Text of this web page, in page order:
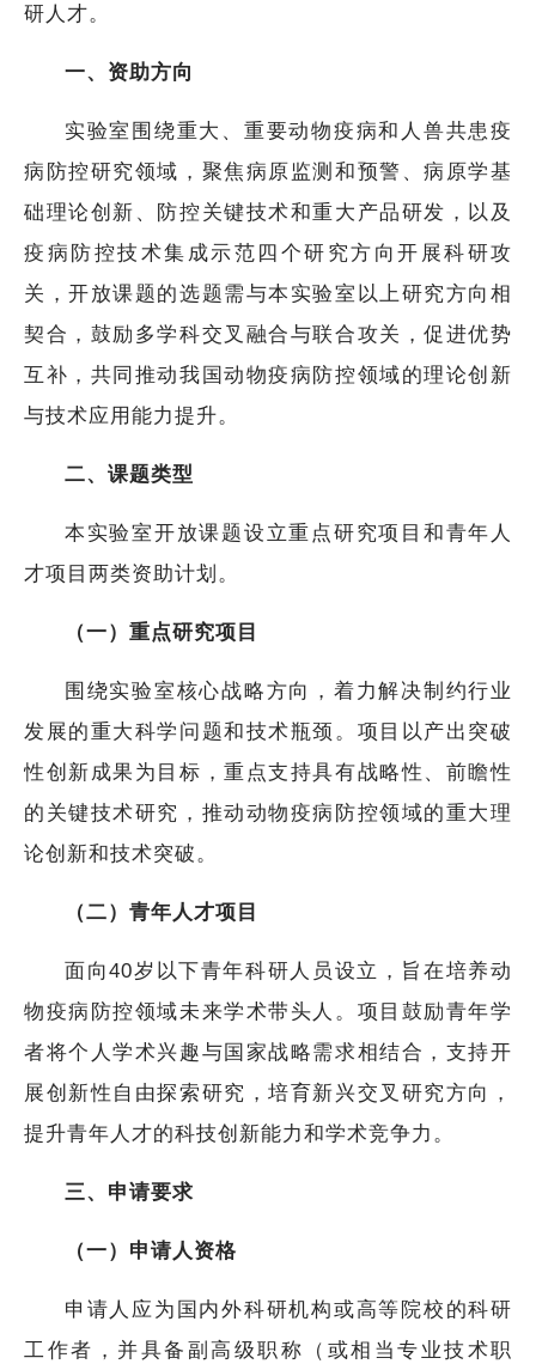
研人才。
一、资助方向
实验室围绕重大、重要动物疫病和人兽共患疫
病防控研究领域，聚焦病原监测和预警、病原学基
础理论创新、防控关键技术和重大产品研发，以及
疫病防控技术集成示范四个研究方向开展科研攻
关，开放课题的选题需与本实验室以上研究方向相
契合，鼓励多学科交叉融合与联合攻关，促进优势
互补，共同推动我国动物疫病防控领域的理论创新
与技术应用能力提升。
二、课题类型
本实验室开放课题设立重点研究项目和青年人
才项目两类资助计划。
（一）重点研究项目
围绕实验室核心战略方向，着力解决制约行业
发展的重大科学问题和技术瓶颈。项目以产出突破
性创新成果为目标，重点支持具有战略性、前瞻性
的关键技术研究，推动动物疫病防控领域的重大理
论创新和技术突破。
（二）青年人才项目
面向40岁以下青年科研人员设立，旨在培养动
物疫病防控领域未来学术带头人。项目鼓励青年学
者将个人学术兴趣与国家战略需求相结合，支持开
展创新性自由探索研究，培育新兴交叉研究方向，
提升青年人才的科技创新能力和学术竞争力。
三、申请要求
（一）申请人资格
申请人应为国内外科研机构或高等院校的科研
工作者，并具备副高级职称（或相当专业技术职